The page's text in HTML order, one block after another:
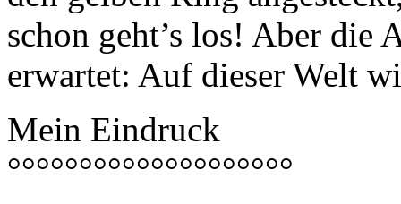
schon geht’s los! Aber die
erwartet: Auf dieser Welt
Mein Eindruck
°°°°°°°°°°°°°°°°°°°°